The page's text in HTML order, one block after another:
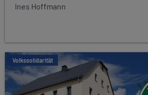
Ines Hoffmann
Volkssolidarität